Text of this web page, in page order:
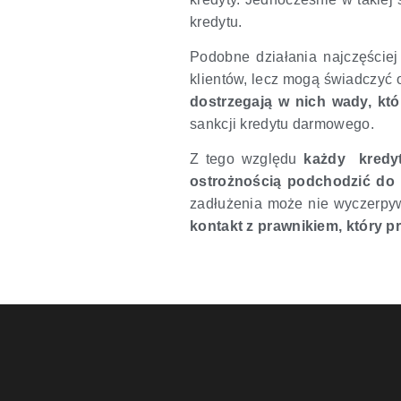
kredytu.
Podobne działania
klientów, lecz mogą świadczyć
dostrzegają w nich wady,
sankcji kredytu darmowego.
Z tego względu
każdy
ostrożnością podchodzić do
zadłużenia może nie
kontakt z prawnikiem, który